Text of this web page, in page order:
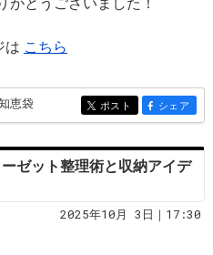
がとうございました！
は こちら
恵袋 entry257
ポスト entry257
シェア
ゼット整理術と収納アイデ
2025年10月 3日｜17:30